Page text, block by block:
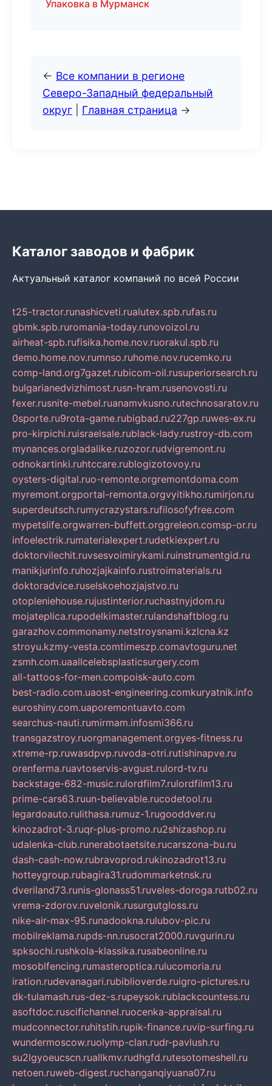
Упаковка в Мурманск
← Все компании в регионе
Северо-Западный федеральный
округ
Главная страница →
Каталог заводов и фабрик
Актуальный каталог компаний по всей России
t25-tractor.runashicveti.rualutex.spb.rufas.ru
gbmk.spb.ruromania-today.runovoizol.ru
airheat-spb.rufisika.home.nov.ruorakul.spb.ru
demo.home.nov.rumnso.ruhome.nov.rucemko.ru
comp-land.org7gazet.rubicom-oil.rusuperiorsearch.ru
bulgarianedvizhimost.rusn-hram.rusenovosti.ru
fexer.rusnite-mebel.ruanamvkusno.rutechnosaratov.ru
0sporte.ru9rota-game.rubigbad.ru227gp.ruwes-ex.ru
pro-kirpichi.ruisraelsale.rublack-lady.rustroy-db.com
mynances.orgladalike.ruzozor.rudvigremont.ru
odnokartinki.ruhtccare.rublogizotovoy.ru
oysters-digital.ruo-remonte.orgremontdoma.com
myremont.orgportal-remonta.orgvyitikho.rumirjon.ru
superdeutsch.rumycrazystars.rufilosofyfree.com
mypetslife.orgwarren-buffett.orggreleon.comsp-or.ru
infoelectrik.rumaterialexpert.rudetkiexpert.ru
doktorvilechit.ruvsesvoimirykami.ruinstrumentgid.ru
manikjurinfo.ruhozjajkainfo.rustroimaterials.ru
doktoradvice.ruselskoehozjajstvo.ru
otopleniehouse.rujustinterior.ruchastnyjdom.ru
mojateplica.rupodelkimaster.rulandshaftblog.ru
garazhov.commonamy.netstroysnami.kzlcna.kz
stroyu.kzmy-vesta.comtimeszp.comavtoguru.net
zsmh.com.uaallcelebsplasticsurgery.com
all-tattoos-for-men.compoisk-auto.com
best-radio.com.uaost-engineering.comkuryatnik.info
euroshiny.com.uaporemontuavto.com
searchus-nauti.rumirmam.infosmi366.ru
transgazstroy.ruorgmanagement.orgyes-fitness.ru
xtreme-rp.ruwasdpvp.ruvoda-otri.rutishinapve.ru
orenferma.ruavtoservis-avgust.rulord-tv.ru
backstage-682-music.rulordfilm7.rulordfilm13.ru
prime-cars63.ruun-believable.rucodetool.ru
legardoauto.rulithasa.rumuz-1.rugooddver.ru
kinozadrot-3.ruqr-plus-promo.ru2shizashop.ru
udalenka-club.runerabotaetsite.rucarszona-bu.ru
dash-cash-now.rubravoprod.rukinozadrot13.ru
hotteygroup.rubagira31.rudommarketnsk.ru
dveriland73.runis-glonass51.ruveles-doroga.rutb02.ru
vrema-zdorov.ruvelonik.rusurgutgloss.ru
nike-air-max-95.runadookna.rulubov-pic.ru
mobilreklama.rupds-nn.rusocrat2000.ruvgurin.ru
spksochi.rushkola-klassika.rusabeonline.ru
mosoblfencing.rumasteroptica.rulucomoria.ru
iration.rudevanagari.rubiblioverde.ruigro-pictures.ru
dk-tulamash.rus-dez-s.rupeysok.rublackcountess.ru
asoftdoc.ruscifichannel.ruocenka-appraisal.ru
mudconnector.ruhitstih.rupik-finance.ruvip-surfing.ru
wundermoscow.ruolymp-clan.rudr-pavlush.ru
su2lgyoeucscn.ruallkmv.rudhgfd.rutesotomeshell.ru
netoen.ruweb-digest.ruchanganqiyuana07.ru